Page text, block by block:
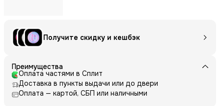
Получите скидку и кешбэк
Преимущества
Оплата частями в Сплит
Доставка в пункты выдачи или до двери
Оплата — картой, СБП или наличными